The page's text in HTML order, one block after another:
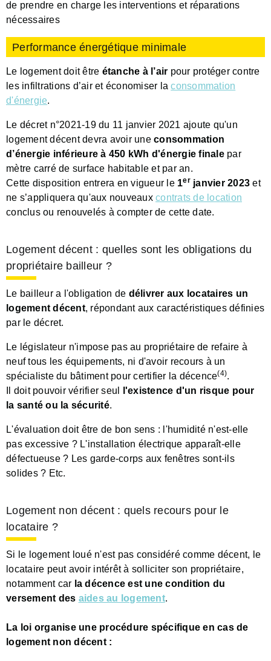
de prendre en charge les interventions et réparations
nécessaires
Performance énergétique minimale
Le logement doit être étanche à l’air pour protéger contre
les infiltrations d’air et économiser laconsommation
d'énergie.
Le décret n°2021-19 du 11 janvier 2021 ajoute qu'un
logement décent devra avoir une consommation
d’énergie inférieure à 450 kWh d'énergie finalepar
mètre carré de surface habitable et par an.
Cette disposition entrera en vigueur le 1erjanvier 2023 et
ne s’appliquera qu'aux nouveaux contrats de location
conclus ou renouvelés à compter de cette date.
Logement décent : quelles sont les obligations du
propriétaire bailleur ?
Le bailleur a l'obligation de délivrer aux locataires un
logement décent, répondant aux caractéristiques définies
par le décret.
Le législateur n'impose pas au propriétaire de refaire à
neuf tous les équipements, ni d'avoir recours à un
spécialiste du bâtiment pour certifier la décence(4).
Il doit pouvoir vérifier seul
l'existence d'un risque pour
la santé ou la sécurité.
L'évaluation doit être de bon sens : l'humidité n'est-elle
pas excessive ? L'installation électrique apparaît-elle
défectueuse ? Les garde-corps aux fenêtres sont-ils
solides ? Etc.
Logement non décent : quels recours pour le
locataire ?
Si le logement loué n'est pas considéré comme décent, le
locataire peut avoir intérêt à solliciter son propriétaire,
notamment car la décence est une condition du
versement des aides au logement.
La loi organise une procédure spécifique en cas de
logement non décent :